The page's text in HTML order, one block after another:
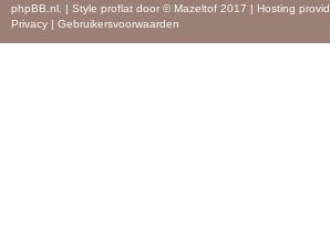
phpBB.nl
| Style proflat door © Mazeltof 2017 | Hosting
Privacy | Gebruikersvoorwaarden